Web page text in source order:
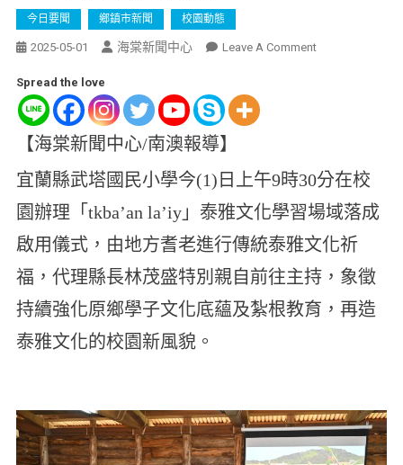
今日要聞 鄉鎮市新聞 校園動態
2025-05-01 海棠新聞中心 Leave A Comment
Spread the love
【海棠新聞中心/南澳報導】
宜蘭縣武塔國民小學今(1)日上午9時30分在校
園辦理「tkba’an la’iy」泰雅文化學習場域落成
啟用儀式，由地方耆老進行傳統泰雅文化祈
福，代理縣長林茂盛特別親自前往主持，象徵
持續強化原鄉學子文化底蘊及紮根教育，再造
泰雅文化的校園新風貌。